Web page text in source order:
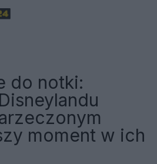
do notki:
moment w ich